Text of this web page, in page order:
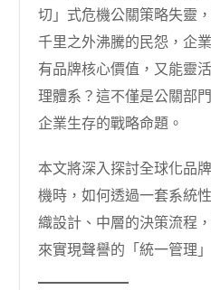
切」式危機公關策略失靈
千里之外沸騰的民怨，企
有品牌核心價值，又能靈
理體系？這不僅是公關部
企業生存的戰略命題。
本文將深入探討全球化品
機時，如何透過一套系
織設計、中層的決策流
來實現聲譽的「統一管理